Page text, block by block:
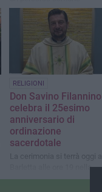
antibullismo e antiviolenza
RELIGIONI
Don Savino Filannino
celebra il 25esimo
anniversario di
ordinazione
sacerdotale
La cerimonia si terrà oggi a
Barletta alle ore 19 nella
parrocchia Sacra Famiglia